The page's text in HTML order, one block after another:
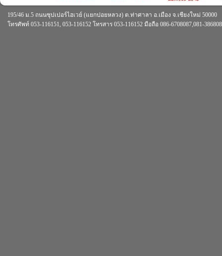
195/46 ม.5 ถนนซุปเปอร์ไฮเวย์ (แยกปอยหลวง) ต.ท่าศาลา อ.เมือง จ.เชียงใหม่ 50000
โทรศัพท์ 053-116151, 053-116152 โทรสาร 053-116152 มือถือ 086-6708087,081-